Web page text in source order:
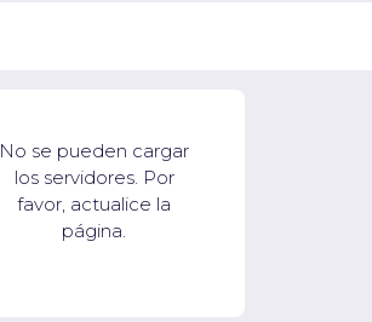
No se pueden cargar
los servidores. Por
favor, actualice la
página.